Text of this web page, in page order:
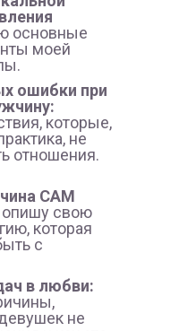
ошибки при
которые,
не
отношения.
в любви:
не
САМ
свою
которая
с
основные
моей